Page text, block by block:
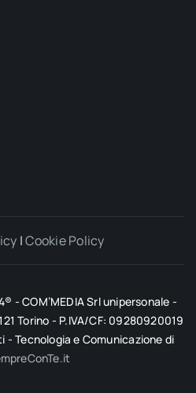
|Cookie Policy
- COM’MEDIA Srl unipersonale -
Torino - P.IVA/CF: 09280920019
Tecnologia e Comunicazione di